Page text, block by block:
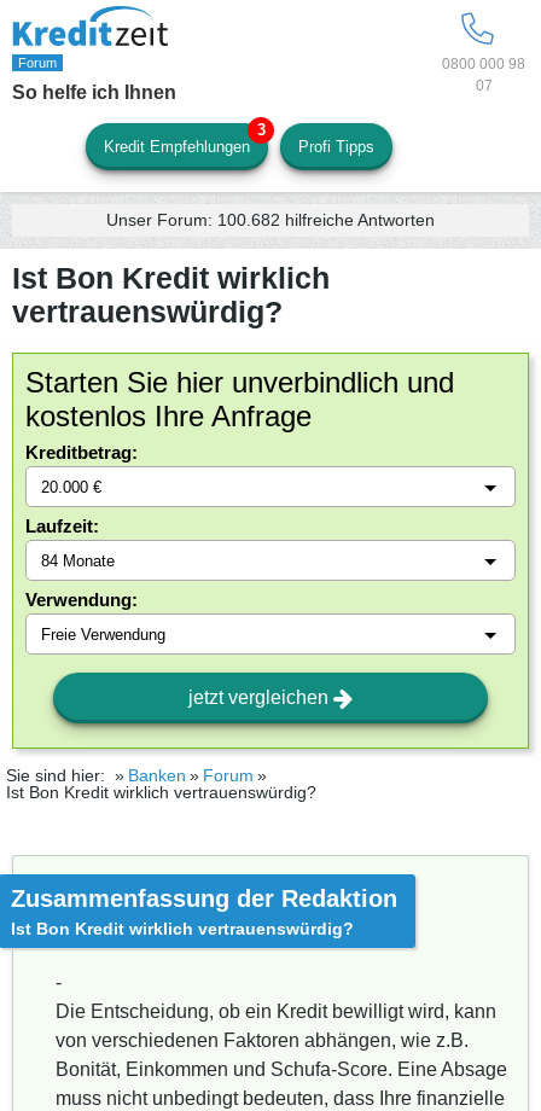
0800 000 98
07
So helfe ich Ihnen
Kredit Empfehlungen Profi Tipps
Unser Forum: 100.682 hilfreiche Antworten
Ist Bon Kredit wirklich
vertrauenswürdig?
Starten Sie hier unverbindlich und
kostenlos Ihre Anfrage
Kreditbetrag:
Laufzeit:
Verwendung:
jetzt vergleichen
Sie sind hier: Banken
Forum
Ist Bon Kredit wirklich vertrauenswürdig?
Zusammenfassung der Redaktion
Ist Bon Kredit wirklich vertrauenswürdig?
-
Die Entscheidung, ob ein Kredit bewilligt wird, kann
von verschiedenen Faktoren abhängen, wie z.B.
Bonität, Einkommen und Schufa-Score. Eine Absage
muss nicht unbedingt bedeuten, dass Ihre finanzielle